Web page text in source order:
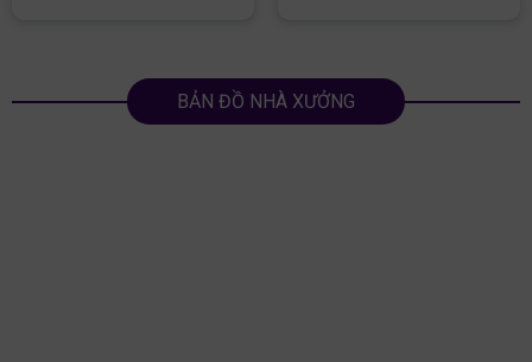
BẢN ĐỒ NHÀ XƯỞNG